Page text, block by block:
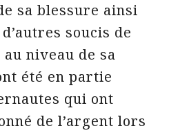
sa blessure ainsi
soucis de
niveau de sa
été en partie
qui ont
de l’argent lors